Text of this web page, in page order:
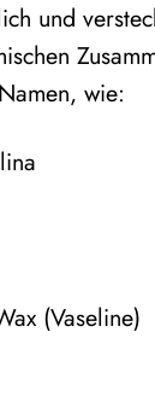
und
wie:
(Vaseline)